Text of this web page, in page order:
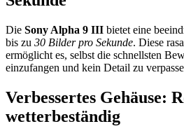
Die Sony Alpha 9 III bietet eine
bis zu 30 Bilder pro Sekunde. Diese
ermöglicht es, selbst die schnellsten
einzufangen und kein Detail zu
Verbessertes Gehäuse:
wetterbeständig